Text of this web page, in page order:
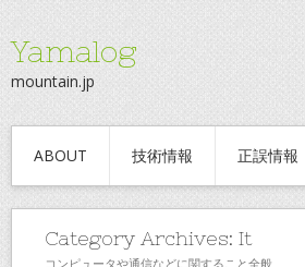
Yamalog
mountain.jp
ABOUT 技術情報 正誤情報
Category Archives: It
コンピュータや通信などに関すること全般